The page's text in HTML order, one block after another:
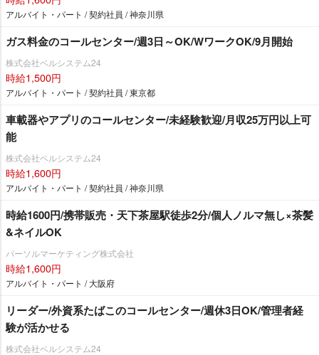
アルバイト・パート / 契約社員 / 神奈川県
ガス料金のコールセンター/週3日～OK/WワークOK/9月開始
株式会社ベルシステム24
時給1,500円
アルバイト・パート / 契約社員 / 東京都
車載器やアプリのコールセンター/未経験歓迎/月収25万円以上可
能
株式会社ベルシステム24
時給1,600円
アルバイト・パート / 契約社員 / 神奈川県
時給1600円/携帯販売・天下茶屋駅徒歩2分/個人ノルマ無し×茶髪
&ネイルOK
パーソルマーケティング株式会社
時給1,600円
アルバイト・パート / 大阪府
リーダー/外資系たばこのコールセンター/週休3日OK/管理者経
験が活かせる
株式会社ベルシステム24